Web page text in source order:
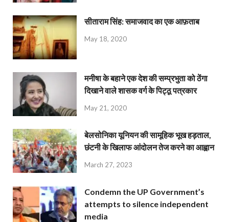
सीताराम सिंह: समाजवाद का एक आफ़ताब
May 18, 2020
मनीषा के बहाने एक देश की सम्प्रभुता को ठेंगा
दिखाने वाले शासक वर्ग के पिट्ठू पत्रकार
May 21, 2020
बेलसोनिका यूनियन की सामूहिक भूख हड़ताल,
छंटनी के खिलाफ आंदोलन तेज करने का आह्वान
March 27, 2023
Condemn the UP Government’s
attempts to silence independent
media